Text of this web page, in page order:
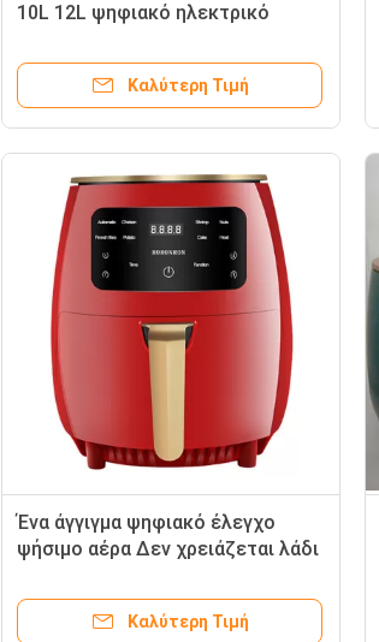
10L 12L ψηφιακό ηλεκτρικό
OEM/ODM
Καλύτερη Τιμή
Ένα άγγιγμα ψηφιακό έλεγχο
ψήσιμο αέρα Δεν χρειάζεται λάδι
οικιακή συσκευή
Καλύτερη Τιμή